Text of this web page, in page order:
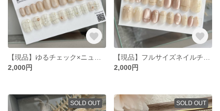
2,000円
2,000円
SOLD OUT SOLD OUT